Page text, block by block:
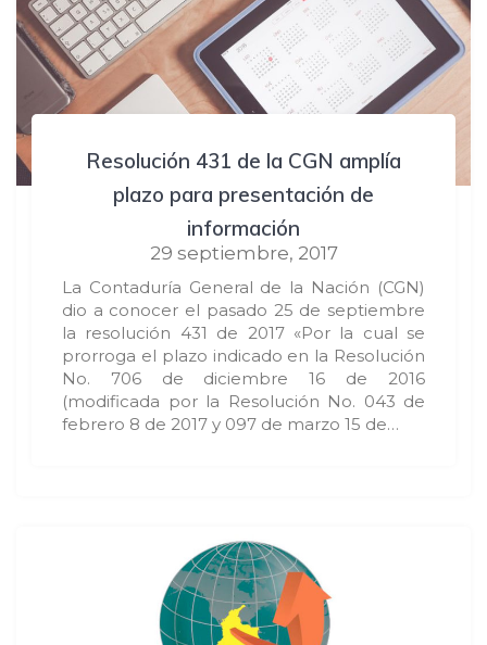
Resolución 431 de la CGN amplía
plazo para presentación de
información
29 septiembre, 2017
La Contaduría General de la Nación (CGN)
dio a conocer el pasado 25 de septiembre
la resolución 431 de 2017 «Por la cual se
prorroga el plazo indicado en la Resolución
No. 706 de diciembre 16 de 2016
(modificada por la Resolución No. 043 de
febrero 8 de 2017 y 097 de marzo 15 de…